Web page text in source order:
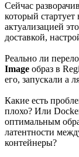
Сейчас
который
актуализацией
доставкой,
Реально ли
Image образ в
его, запускали а
Какие есть
плохо? Или
оптимальным
латентности
контейнеры?